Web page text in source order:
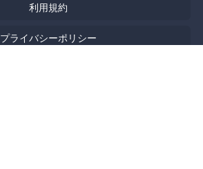
利用規約
プライバシーポリシー